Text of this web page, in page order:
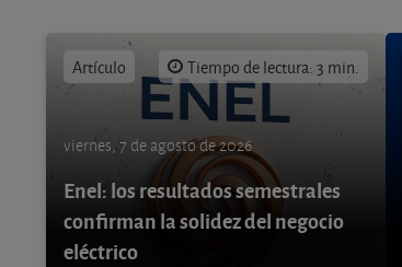
Artículo Tiempo de lectura: 3 min.
viernes, 7 de agosto de 2026
Enel: los resultados semestrales
confirman la solidez del negocio
eléctrico